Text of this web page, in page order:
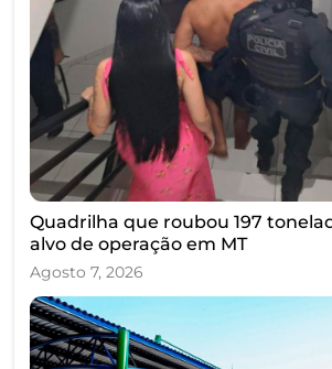
Quadrilha que roubou 197
alvo de operação em MT
Agosto 7, 2026